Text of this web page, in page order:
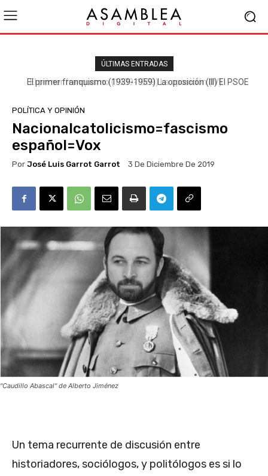
ÚLTIMAS ENTRADAS
El primer franquismo (1939-1959) La oposición (III) El PSOE
POLÍTICA Y OPINIÓN
Nacionalcatolicismo=fascismo
español=Vox
Por José Luis Garrot Garrot 3 De Diciembre De 2019
"Caudillo Abascal" de Alberto Jiménez
Un tema recurrente de discusión entre
historiadores, sociólogos, y politólogos es si lo